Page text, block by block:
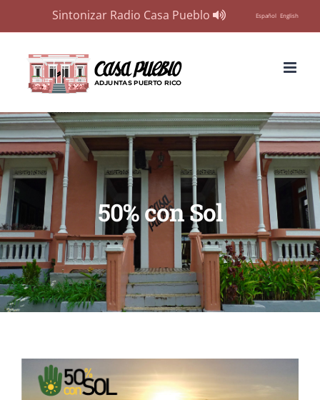
Sintonizar Radio Casa Pueblo Español English
content
50% con Sol